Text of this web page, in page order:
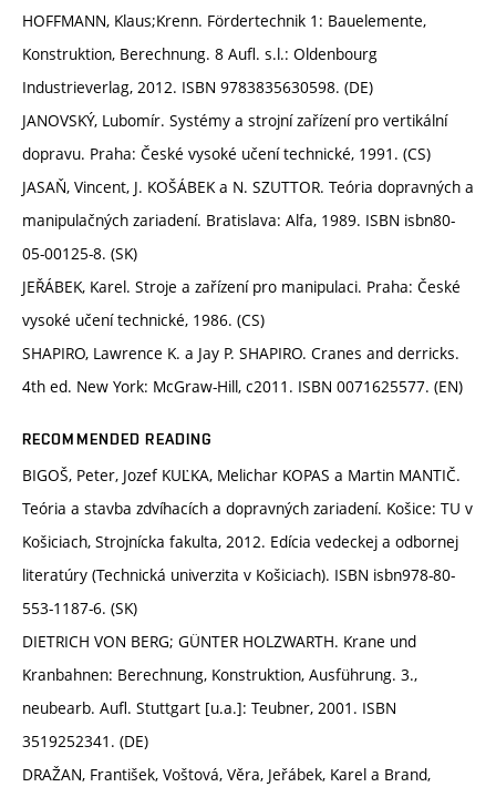
HOFFMANN, Klaus;Krenn. Fördertechnik 1: Bauelemente,
Konstruktion, Berechnung. 8 Aufl. s.l.: Oldenbourg
Industrieverlag, 2012. ISBN 9783835630598. (DE)
JANOVSKÝ, Lubomír. Systémy a strojní zařízení pro vertikální
dopravu. Praha: České vysoké učení technické, 1991. (CS)
JASAŇ, Vincent, J. KOŠÁBEK a N. SZUTTOR. Teória dopravných a
manipulačných zariadení. Bratislava: Alfa, 1989. ISBN isbn80-
05-00125-8. (SK)
JEŘÁBEK, Karel. Stroje a zařízení pro manipulaci. Praha: České
vysoké učení technické, 1986. (CS)
SHAPIRO, Lawrence K. a Jay P. SHAPIRO. Cranes and derricks.
4th ed. New York: McGraw-Hill, c2011. ISBN 0071625577. (EN)
RECOMMENDED READING
BIGOŠ, Peter, Jozef KUĽKA, Melichar KOPAS a Martin MANTIČ.
Teória a stavba zdvíhacích a dopravných zariadení. Košice: TU v
Košiciach, Strojnícka fakulta, 2012. Edícia vedeckej a odbornej
literatúry (Technická univerzita v Košiciach). ISBN isbn978-80-
553-1187-6. (SK)
DIETRICH VON BERG; GÜNTER HOLZWARTH. Krane und
Kranbahnen: Berechnung, Konstruktion, Ausführung. 3.,
neubearb. Aufl. Stuttgart [u.a.]: Teubner, 2001. ISBN
3519252341. (DE)
DRAŽAN, František, Voštová, Věra, Jeřábek, Karel a Brand,